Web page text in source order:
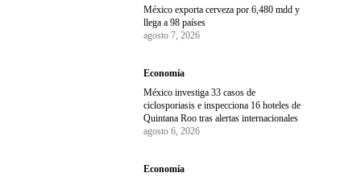
México exporta cerveza por 6,480 mdd y
llega a 98 países
agosto 7, 2026
Economía
México investiga 33 casos de
ciclosporiasis e inspecciona 16 hoteles de
Quintana Roo tras alertas internacionales
agosto 6, 2026
Economía